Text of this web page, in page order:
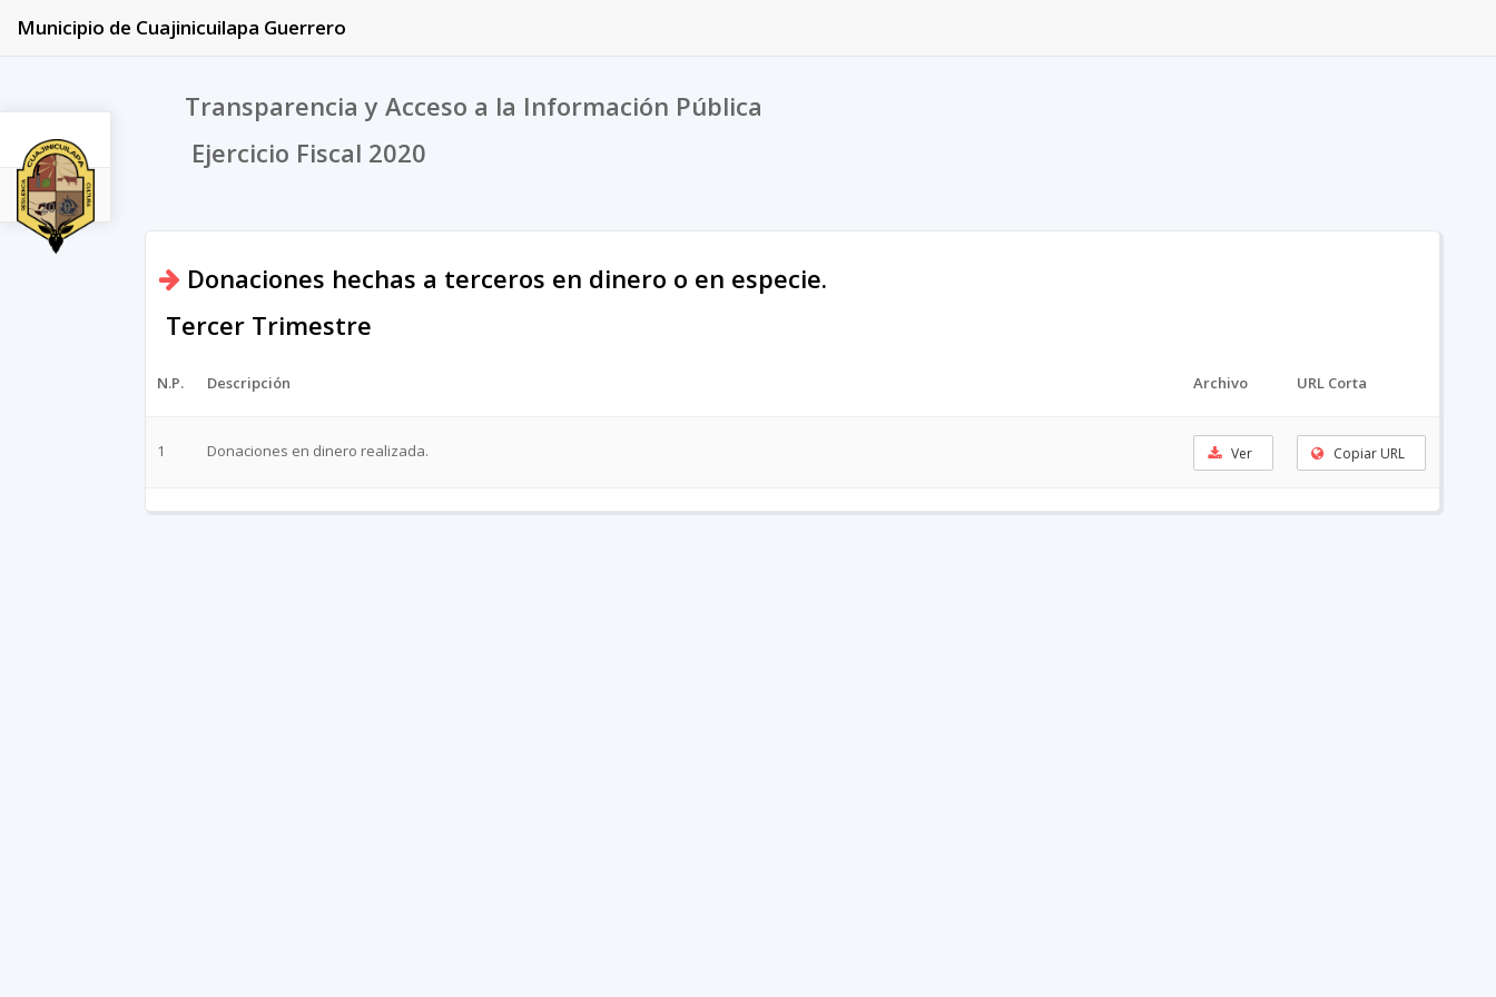
2020
Municipio de Cuajinicuilapa Guerrero
Transparencia y Acceso a la Información Pública
Ejercicio Fiscal 2020
Donaciones hechas a terceros en dinero o en especie.
Tercer Trimestre
N.P. Descripción Archivo URL Corta
1 Donaciones en dinero realizada. Ver Copiar URL